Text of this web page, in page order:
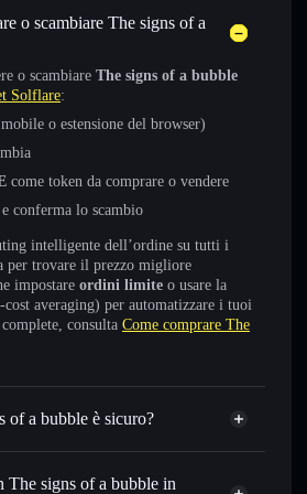
o scambiare The signs of a
o scambiare The signs of a bubble
Solflare:
o estensione del browser)
come token da comprare o vendere
conferma lo scambio
intelligente dell’ordine su tutti i
per trovare il prezzo migliore
impostare ordini limite o usare la
averaging) per automatizzare i tuoi
consulta Come comprare The
of a bubble è sicuro?
non è verificato
The signs of a bubble in